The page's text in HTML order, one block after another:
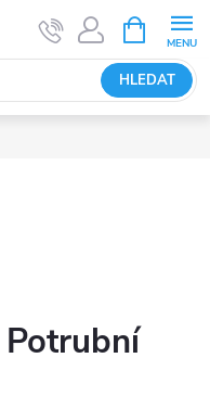
HLEDAT
NÁKUPNÍ
KOŠÍK
Potrubní